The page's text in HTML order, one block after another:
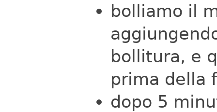
bolliamo il
bollitura, e
prima della
dopo 5